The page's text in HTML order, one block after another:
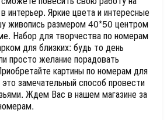
интерьер. Яркие цвета и интересные
живопись размером 40*50 центром
Набор для творчества по номерам
для близких: будь то день
просто желание порадовать
картины по номерам для
замечательный способ провести
Ждем Вас в нашем магазине за